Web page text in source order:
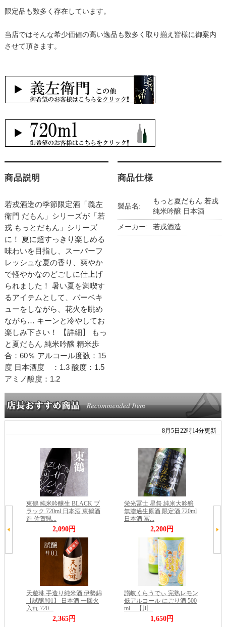
限定品も数多く存在しています。
当店ではそんな希少価値の高い逸品も数多く取り揃え皆様に御案内
させて頂きます。
商品説明
若戎酒造の季節限定酒「義左
衛門 だもん」シリーズが「若
戎 もっとだもん」シリーズ
に！ 夏に超すっきり楽しめる
味わいを目指し、スーパーフ
レッシュな夏の香り、爽やか
で軽やかなのどごしに仕上げ
られました！ 暑い夏を満喫す
るアイテムとして、バーベキ
ューをしながら、花火を眺め
ながら… キーンと冷やしてお
楽しみ下さい！ 【詳細】 もっ
と夏だもん 純米吟醸 精米歩
合：60％ アルコール度数：15
度 日本酒度 ：1.3 酸度：1.5
アミノ酸度：1.2
商品仕様
製品名:
もっと夏だもん 若戎
純米吟醸 日本酒
メーカー: 若戎酒造